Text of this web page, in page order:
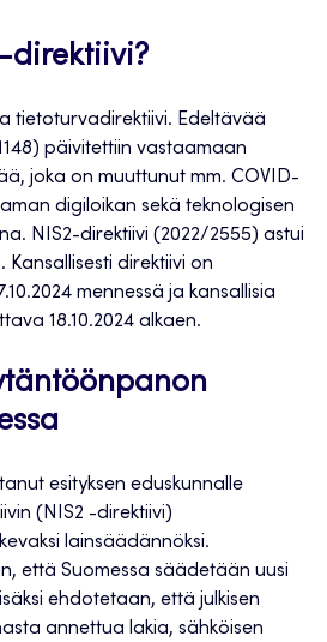
direktiivi?
tietoturvadirektiivi. Edeltävää
päivitettiin vastaamaan
joka on muuttunut mm. COVID-
digiloikan sekä teknologisen
NIS2-direktiivi (2022/2555) astui
direktiivi on
mennessä ja kansallisia
18.10.2024 alkaen.
esityksen eduskunnalle
(NIS2 -direktiivi)
lainsäädännöksi.
että Suomessa säädetään uusi
ehdotetaan, että julkisen
annettua lakia, sähköisen